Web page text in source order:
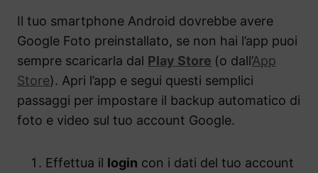
Il tuo smartphone Android dovrebbe avere
Google Foto preinstallato, se non hai l’app puoi
sempre scaricarla dal Play Store (o dall’App
Store). Apri l’app e segui questi semplici
passaggi per impostare il backup automatico di
foto e video sul tuo account Google.
Effettua il login con i dati del tuo account